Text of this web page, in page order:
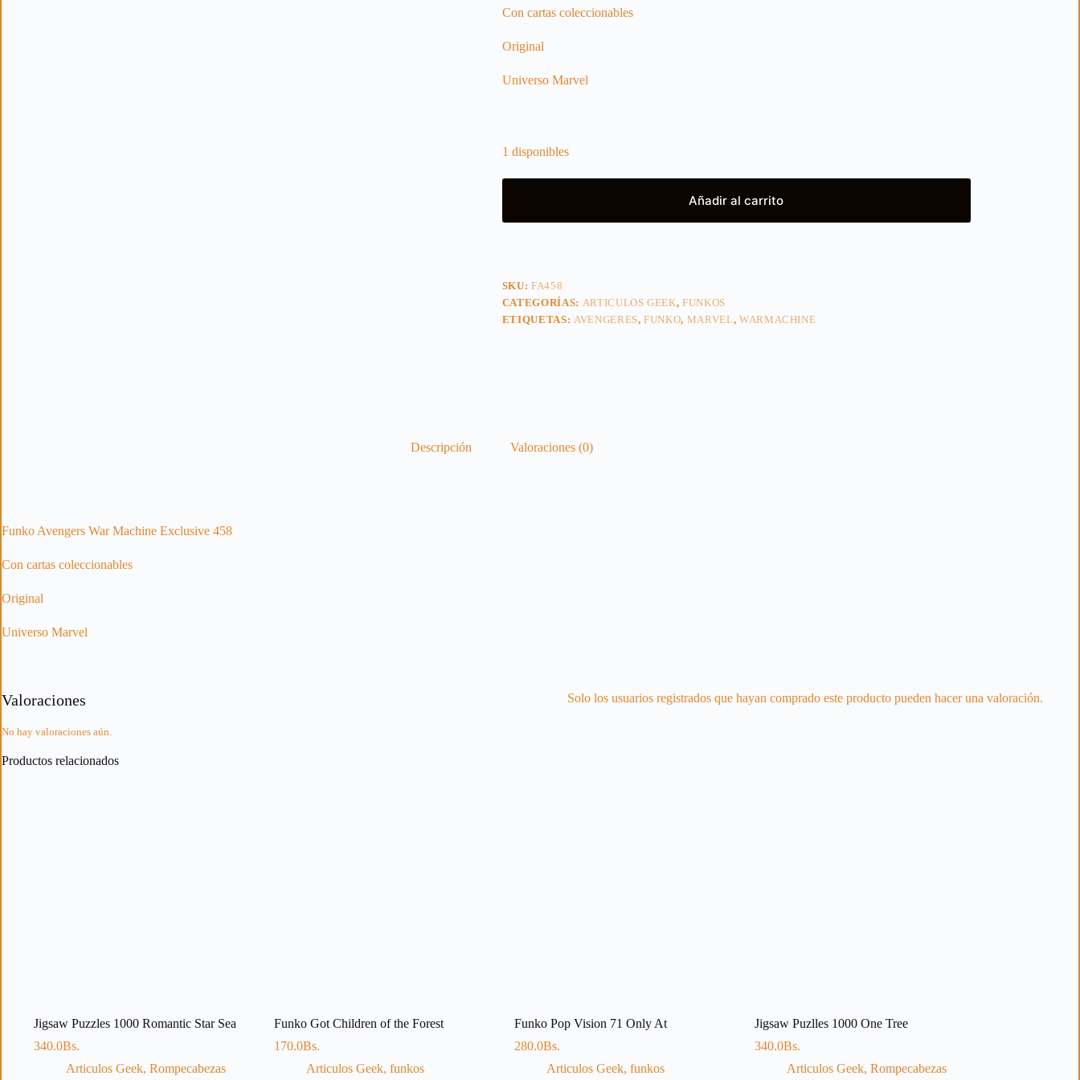
Con cartas coleccionables
Original
Universo Marvel
1 disponibles
Añadir al carrito
SKU:FA458
CATEGORÍAS: ARTICULOS GEEK,FUNKOS
ETIQUETAS: AVENGERES,FUNKO, MARVEL, WARMACHINE
Descripción Valoraciones (0)
Funko Avengers War Machine Exclusive 458
Con cartas coleccionables
Original
Universo Marvel
Valoraciones
No hay valoraciones aún.
Solo los usuarios registrados que hayan comprado este producto pueden hacer una valoración.
Productos relacionados
Jigsaw Puzzles 1000 Romantic Star Sea
340.0Bs.
Articulos Geek, Rompecabezas
Funko Got Children of the Forest
170.0Bs.
Articulos Geek, funkos
Funko Pop Vision 71 Only At
280.0Bs.
Articulos Geek, funkos
Jigsaw Puzlles 1000 One Tree
340.0Bs.
Articulos Geek, Rompecabezas